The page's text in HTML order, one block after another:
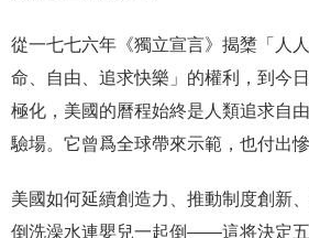
從一七七六年《獨立宣言》揭橥「人
命、自由、追求快樂」的權利，到今
極化，美國的曆程始終是人類追求自
驗場。它曾爲全球帶來示範，也付出慘
美國如何延續創造力、推動制度創新
倒洗澡水連嬰兒一起倒——這将決定